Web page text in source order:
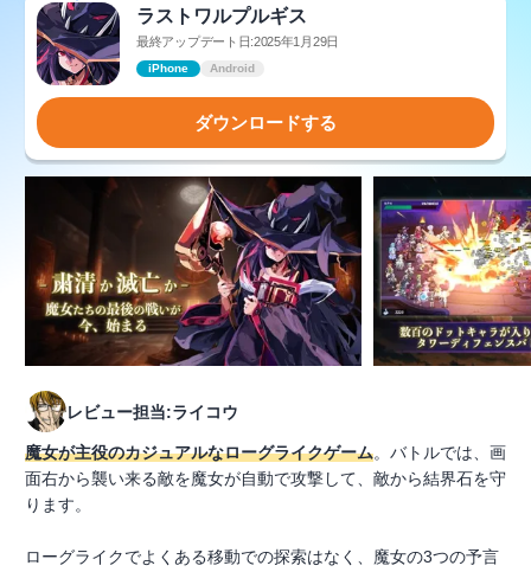
ラストワルプルギス
最終アップデート日:2025年1月29日
iPhone Android
ダウンロードする
レビュー担当:ライコウ
魔女が主役のカジュアルなローグライクゲーム。バトルでは、画
面右から襲い来る敵を魔女が自動で攻撃して、敵から結界石を守
ります。
ローグライクでよくある移動での探索はなく、魔女の3つの予言